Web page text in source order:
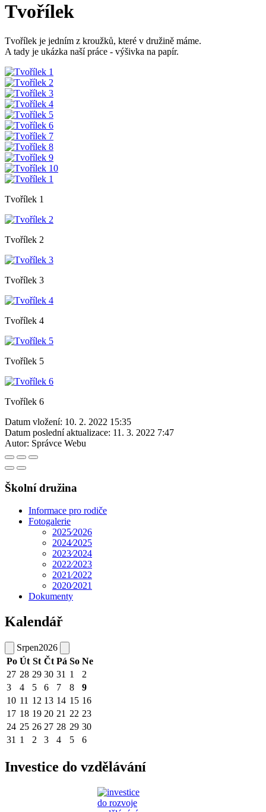
Tvořílek
Tvořílek je jedním z kroužků, které v družině máme.
A tady je ukázka naší práce - výšivka na papír.
Tvořílek 1
Tvořílek 2
Tvořílek 3
Tvořílek 4
Tvořílek 5
Tvořílek 6
Datum vložení: 10. 2. 2022 15:35
Datum poslední aktualizace: 11. 3. 2022 7:47
Autor: Správce Webu
Školní družina
Informace pro rodiče
Fotogalerie
2025⁄2026
2024⁄2025
2023⁄2024
2022⁄2023
2021⁄2022
2020⁄2021
Dokumenty
Kalendář
Srpen2026
Po Út St Čt Pá So Ne
27 28 29 30 31 1
2
3
4 5 6 7 8
9
10 11 12 13 14 15 16
17 18 19 20 21 22 23
24 25 26 27 28 29 30
31 1 2 3 4 5 6
Investice do vzdělávání